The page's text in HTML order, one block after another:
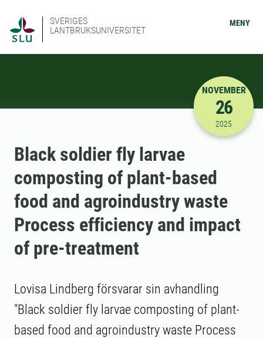
SVERIGES
LANTBRUKSUNIVERSITET
MENY
2025-11-
NOVEMBER
26
2025
Black soldier fly larvae
composting of plant-based
food and agroindustry waste
Process efficiency and impact
of pre-treatment
Lovisa Lindberg försvarar sin avhandling
"Black soldier fly larvae composting of plant-
based food and agroindustry waste Process